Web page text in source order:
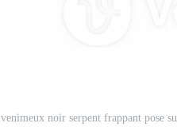
venimeux noir serpent frappant pose